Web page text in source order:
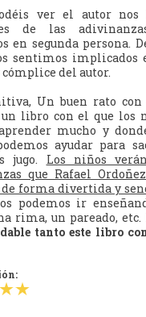
ver el autor nos
de las
en segunda persona.
sentimos implicados
del autor.
Un buen rato con
libro con el que los
mucho y
ayudar para
jugo. Los niños
que Rafael
de forma divertida y
podemos ir
rima, un pareado, etc.
tanto este libro